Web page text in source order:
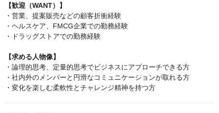
【歓迎（WANT）】
・営業、提案販売などの顧客折衝経験
・ヘルスケア、FMCG企業での勤務経験
・ドラッグストアでの勤務経験
【求める人物像】
・論理的思考、定量的思考でビジネスにアプローチできる方
・社内外のメンバーと円滑なコミュニケーションが取れる方
・変化を楽しむ柔軟性とチャレンジ精神を持つ方